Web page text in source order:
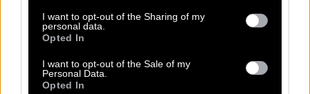
I want to opt-out of the Sharing of my
personal data.
Opted In
I want to opt-out of the Sale of my
Personal Data.
Opted In
Weitere Rätselantworten: